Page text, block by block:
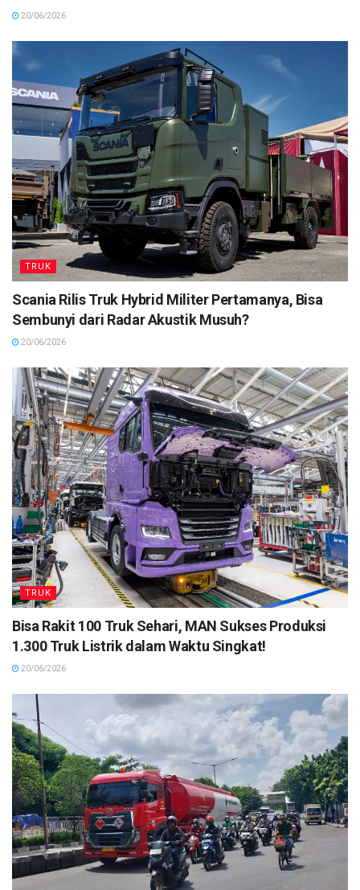
20/06/2026
TRUK
Scania Rilis Truk Hybrid Militer Pertamanya, Bisa
Sembunyi dari Radar Akustik Musuh?
20/06/2026
TRUK
Bisa Rakit 100 Truk Sehari, MAN Sukses Produksi
1.300 Truk Listrik dalam Waktu Singkat!
20/06/2026